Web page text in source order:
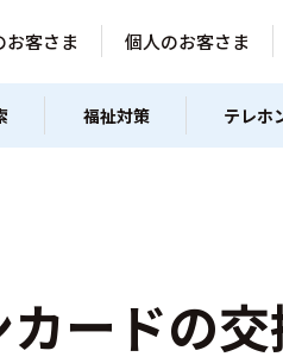
お客さま 個人のお客さま
福祉対策 テレホ
ードの